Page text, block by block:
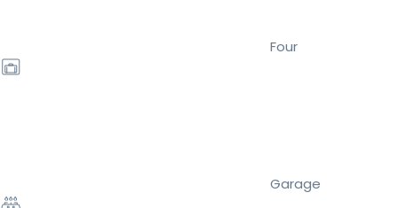
Four
Garage